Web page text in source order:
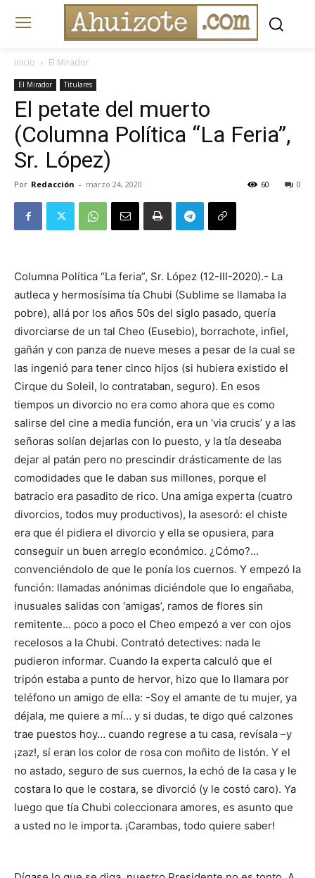
Inicio El Mirador
El Mirador Titulares
El petate del muerto
(Columna Política “La Feria”,
Sr. López)
Por Redacción - marzo 24, 2020 0
60
Columna Política “La feria”, Sr. López (12-III-2020).- La
autleca y hermosísima tía Chubi (Sublime se llamaba la
pobre), allá por los años 50s del siglo pasado, quería
divorciarse de un tal Cheo (Eusebio), borrachote, infiel,
gañán y con panza de nueve meses a pesar de la cual se
las ingenió para tener cinco hijos (si hubiera existido el
Cirque du Soleil, lo contrataban, seguro). En esos
tiempos un divorcio no era como ahora que es como
salirse del cine a media función, era un ‘via crucis’ y a las
señoras solían dejarlas con lo puesto, y la tía deseaba
dejar al patán pero no prescindir drásticamente de las
comodidades que le daban sus millones, porque el
batracio era pasadito de rico. Una amiga experta (cuatro
divorcios, todos muy productivos), la asesoró: el chiste
era que él pidiera el divorcio y ella se opusiera, para
conseguir un buen arreglo económico. ¿Cómo?…
convenciéndolo de que le ponía los cuernos. Y empezó la
función: llamadas anónimas diciéndole que lo engañaba,
inusuales salidas con ‘amigas’, ramos de flores sin
remitente… poco a poco el Cheo empezó a ver con ojos
recelosos a la Chubi. Contrató detectives: nada le
pudieron informar. Cuando la experta calculó que el
tripón estaba a punto de hervor, hizo que lo llamara por
teléfono un amigo de ella: -Soy el amante de tu mujer, ya
déjala, me quiere a mí… y si dudas, te digo qué calzones
trae puestos hoy… cuando regrese a tu casa, revísala –y
¡zaz!, sí eran los color de rosa con moñito de listón. Y el
no astado, seguro de sus cuernos, la echó de la casa y le
costara lo que le costara, se divorció (y le costó caro). Ya
luego que tía Chubi coleccionara amores, es asunto que
a usted no le importa. ¡Carambas, todo quiere saber!